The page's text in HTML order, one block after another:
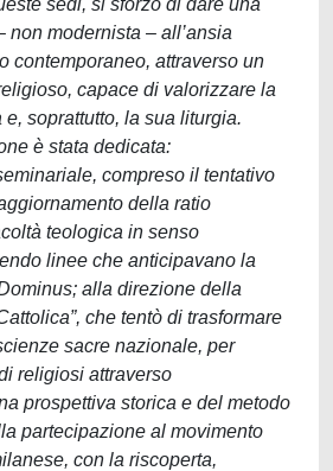
sedi, si sforzò di dare una
non modernista – all’ansia
contemporaneo, attraverso un
capace di valorizzare la
soprattutto, la sua liturgia.
è stata dedicata:
compreso il tentativo
della ratio
teologica in senso
linee che anticipavano la
alla direzione della
che tentò di trasformare
sacre nazionale, per
religiosi attraverso
prospettiva storica e del metodo
partecipazione al movimento
con la riscoperta,